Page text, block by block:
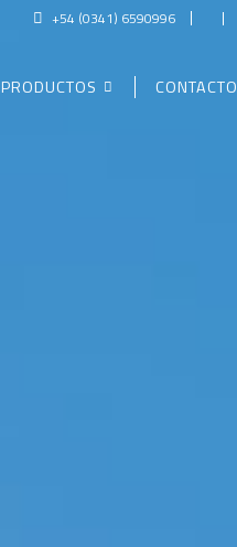
+54 (0341) 6590996
PRODUCTOS CONTACTO